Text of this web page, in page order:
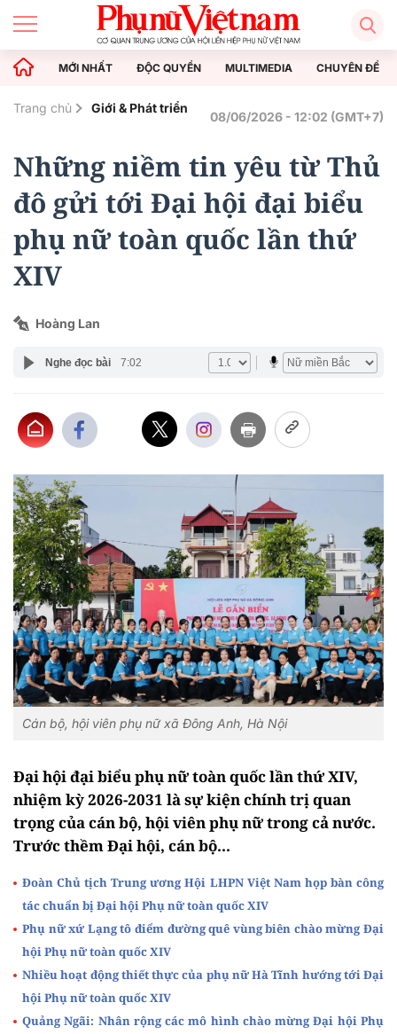
MỚI NHẤT ĐỘC QUYỀN MULTIMEDIA CHUYÊN ĐỀ
Trang chủ Giới & Phát triển
08/06/2026 - 12:02 (GMT+7)
Những niềm tin yêu từ Thủ
đô gửi tới Đại hội đại biểu
phụ nữ toàn quốc lần thứ
XIV
Hoàng Lan
Nghe đọc bài 7:02
Cán bộ, hội viên phụ nữ xã Đông Anh, Hà Nội
Đại hội đại biểu phụ nữ toàn quốc lần thứ XIV,
nhiệm kỳ 2026-2031 là sự kiện chính trị quan
trọng của cán bộ, hội viên phụ nữ trong cả nước.
Trước thềm Đại hội, cán bộ...
Đoàn Chủ tịch Trung ương Hội LHPN Việt Nam họp bàn công
tác chuẩn bị Đại hội Phụ nữ toàn quốc XIV
Phụ nữ xứ Lạng tô điểm đường quê vùng biên chào mừng Đại
hội Phụ nữ toàn quốc XIV
Nhiều hoạt động thiết thực của phụ nữ Hà Tĩnh hướng tới Đại
hội Phụ nữ toàn quốc XIV
Quảng Ngãi: Nhân rộng các mô hình chào mừng Đại hội Phụ